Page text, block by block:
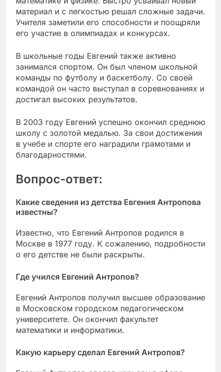
материал и с легкостью решал сложные задачи.
Учителя заметили его способности и поощряли
его участие в олимпиадах и конкурсах.
В школьные годы Евгений также активно
занимался спортом. Он был членом школьной
команды по футболу и баскетболу. Со своей
командой он часто выступал в соревнованиях и
достигал высоких результатов.
В 2003 году Евгений успешно окончил среднюю
школу с золотой медалью. За свои достижения
в учебе и спорте его наградили грамотами и
благодарностями.
Вопрос-ответ:
Какие сведения из детства Евгения Антропова
известны?
Известно, что Евгений Антропов родился в
Москве в 1977 году. К сожалению, подробности
о его детстве не были раскрыты.
Где учился Евгений Антропов?
Евгений Антропов получил высшее образование
в Московском городском педагогическом
университете. Он окончил факультет
математики и информатики.
Какую карьеру сделал Евгений Антропов?